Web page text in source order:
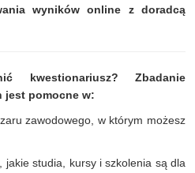
wyników online z doradcą
kwestionariusz? Zbadanie
jest pomocne w:
zawodowego, w którym możesz
jakie studia, kursy i szkolenia są dla